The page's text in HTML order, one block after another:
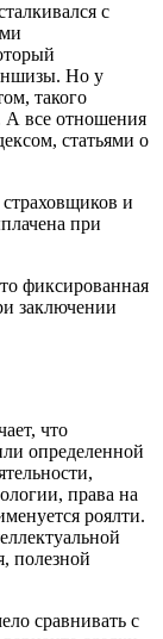
с
Но у
такого
А все отношения
статьями о
и
при
фиксированная
заключении
что
определенной
права на
роялти.
полезной
сравнивать с